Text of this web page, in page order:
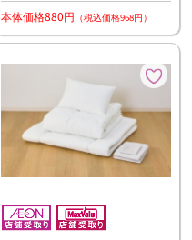
本体価格880円 （税込価格968円）